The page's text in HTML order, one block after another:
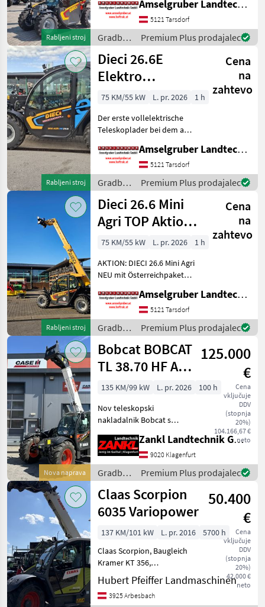
Rabljeni stroj
Teleskopladermarkt. Stufe
5 Motor - -Größte Kabine
(Baugleich vom Modell 26.6
Mini Agri) -50
Amselgruber Landtechnik GmbH
5121 Tarsdorf
Gradbeni
stroji /
Dieci
Premium Plus prodajalec
Rabljeni stroj
Dieci 26.6E
Elektro
Teleskoplader
Österreichpaket
Cena
na
zahtevo
75 KM/55 kW L. pr. 2026
1 h
Der erste vollelektrische
Teleskoplader bei dem an
wurde - MADE BY DIECI!
AKTION: DIECI 26.6 E
Elektro Mini Agri NEU mit
Österreichpaket (TOP
Amselgruber Landtechnik GmbH
5121 Tarsdorf
Gradbeni
stroji /
Dieci
Premium Plus prodajalec
Rabljeni stroj
Dieci 26.6 Mini
Agri TOP Aktion
mit
Österreichpaket
Cena
na
zahtevo
75 KM/55 kW L. pr. 2026
1 h
AKTION: DIECI 26.6 Mini Agri
NEU mit Österreichpaket
Kg Traglast -578cm
Hubhöhe
Werkzeugunterkante -Unter
200cm Bauhöhe -75 PS 4
Zylind
Amselgruber Landtechnik GmbH
5121 Tarsdorf
Gradbeni
stroji /
Dieci
Premium Plus prodajalec
Nova naprava
Bobcat BOBCAT
TL 38.70 HF AGRI
3*
125.000
€
Cena
vključuje
DDV
(stopnja
20%)
104.166,67 €
neto
135 KM/99 kW L. pr. 2026
100 h
Nov teleskopski
nakladalnik Bobcat s
urami Takoj na voljo po
posebni ceni! 3 leta
originalne tovarniške
garancije Bobcat – velja od
prevzema
Zankl Landtechnik GmbH
9020 Klagenfurt
Gradbeni
stroji /
Bobcat
Premium Plus prodajalec
Claas Scorpion
6035 Variopower
50.400
€
Cena
vključuje
DDV
(stopnja
20%)
42.000 €
neto
137 KM/101 kW L. pr. 2016
5700 h
Claas Scorpion, Baugleich
Kramer KT 356,
Strassenzulassung,
Geräteveriegelung
hydraulisch, guter Zustandt
Hubert Pfeiffer Landmaschinen
3925 Arbesbach